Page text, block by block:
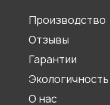
Производство
Отзывы
Гарантии
Экологичность
О нас